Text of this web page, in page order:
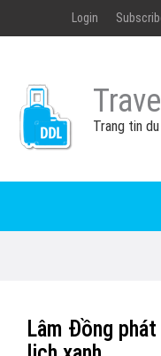
Login
Travel
Trang tin
Lâm Đồng